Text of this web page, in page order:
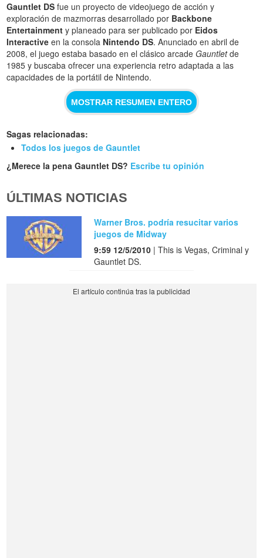
Gauntlet DS fue un proyecto de videojuego de acción y
exploración de mazmorras desarrollado por Backbone
Entertainment y planeado para ser publicado por Eidos
Interactive en la consola Nintendo DS. Anunciado en abril de
2008, el juego estaba basado en el clásico arcadeGauntletde
1985 y buscaba ofrecer una experiencia retro adaptada a las
capacidades de la portátil de Nintendo.
MOSTRAR RESUMEN ENTERO
Sagas relacionadas:
Todos los juegos de Gauntlet
¿Merece la pena Gauntlet DS? Escribe tu opinión
ÚLTIMAS NOTICIAS
Warner Bros. podría resucitar varios
juegos de Midway
9:59 12/5/2010 | This is Vegas, Criminal y
Gauntlet DS.